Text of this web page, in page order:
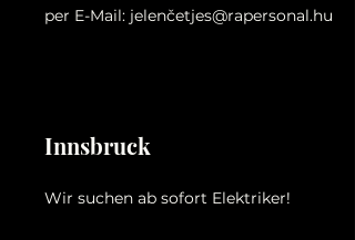
per E-Mail: jelenčetjes@rapersonal.hu
Innsbruck
Wir suchen ab sofort Elektriker!